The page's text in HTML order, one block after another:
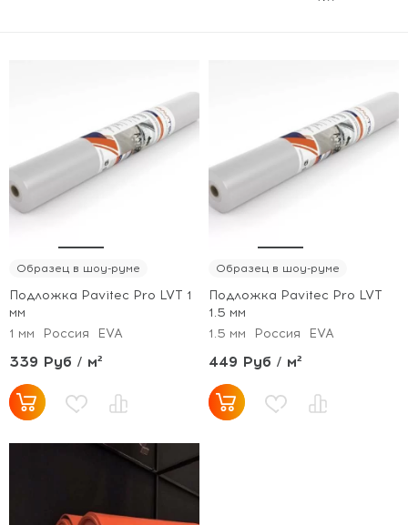
Образец в шоу-руме
Подложка Pavitec Pro LVT 1
мм
1 мм
Россия EVA
339 Руб / м²
Образец в шоу-руме
Подложка Pavitec Pro LVT
1.5 мм
1.5 мм
Россия EVA
449 Руб / м²